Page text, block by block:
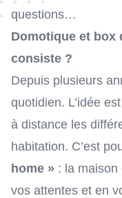
questions…
Domotique et box
consiste ?
Depuis plusieurs
quotidien. L’idée
à distance les
habitation. C’est
home » : la maison
vos attentes et en